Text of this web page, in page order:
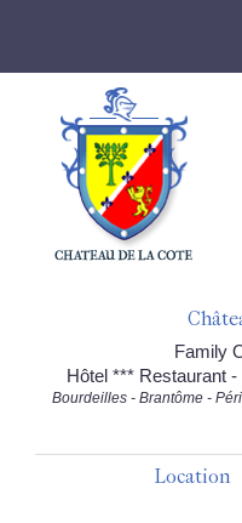
Family
Hôtel *** Restaurant
Bourdeilles - Brantôme -
Location